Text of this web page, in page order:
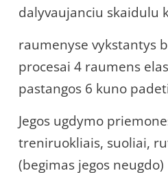
dalyvaujanciu skaidulu
raumenyse vykstantys
procesai 4 raumens
pastangos 6 kuno
Jegos ugdymo
treniruokliais, suoliai,
(begimas jegos neugdo)